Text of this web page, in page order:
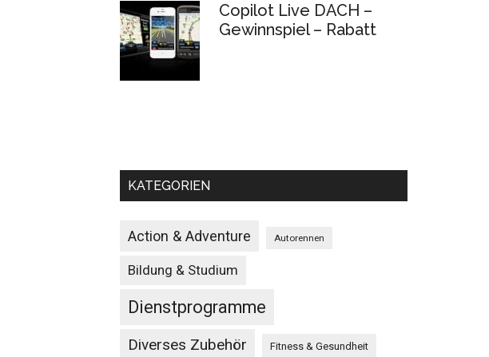
Copilot Live DACH –
Gewinnspiel – Rabatt
KATEGORIEN
Action & Adventure Autorennen
Bildung & Studium
Dienstprogramme
Diverses Zubehör Fitness & Gesundheit